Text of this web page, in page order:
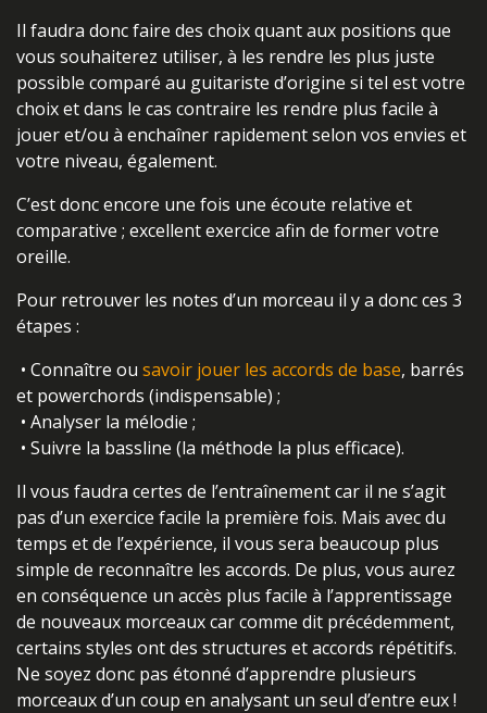
Il faudra donc faire des choix quant aux positions que
vous souhaiterez utiliser, à les rendre les plus juste
possible comparé au guitariste d’origine si tel est votre
choix et dans le cas contraire les rendre plus facile à
jouer et/ou à enchaîner rapidement selon vos envies et
votre niveau, également.
C’est donc encore une fois une écoute relative et
comparative ; excellent exercice afin de former votre
oreille.
Pour retrouver les notes d’un morceau il y a donc ces 3
étapes :
• Connaître ou savoir jouer les accords de base, barrés
et powerchords (indispensable) ;
• Analyser la mélodie ;
• Suivre la bassline (la méthode la plus efficace).
Il vous faudra certes de l’entraînement car il ne s’agit
pas d’un exercice facile la première fois. Mais avec du
temps et de l’expérience, il vous sera beaucoup plus
simple de reconnaître les accords. De plus, vous aurez
en conséquence un accès plus facile à l’apprentissage
de nouveaux morceaux car comme dit précédemment,
certains styles ont des structures et accords répétitifs.
Ne soyez donc pas étonné d’apprendre plusieurs
morceaux d’un coup en analysant un seul d’entre eux !